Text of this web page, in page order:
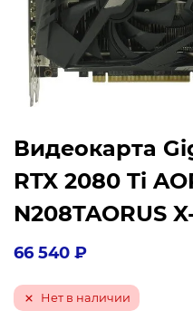
Видеокарта
RTX 2080 Ti
N208TAORUS X-
66 540 ₽
Нет в наличии